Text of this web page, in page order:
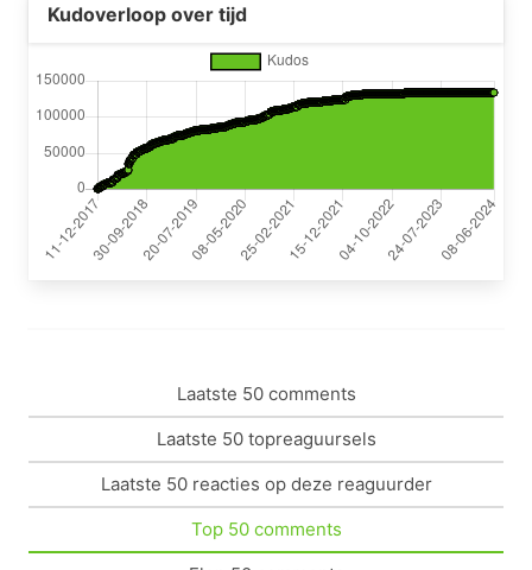
Kudoverloop over tijd
Laatste 50 comments
Laatste 50 topreaguursels
Laatste 50 reacties op deze reaguurder
Top 50 comments